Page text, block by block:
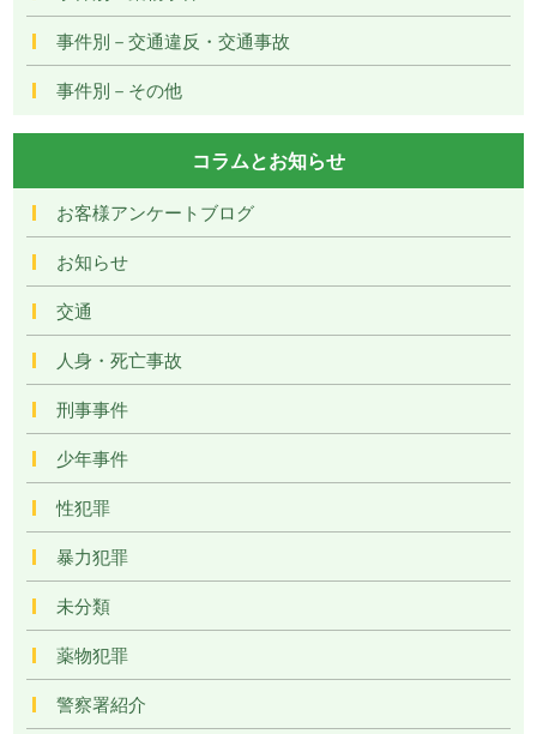
事件別－交通違反・交通事故
事件別－その他
コラムとお知らせ
お客様アンケートブログ
お知らせ
交通
人身・死亡事故
刑事事件
少年事件
性犯罪
暴力犯罪
未分類
薬物犯罪
警察署紹介